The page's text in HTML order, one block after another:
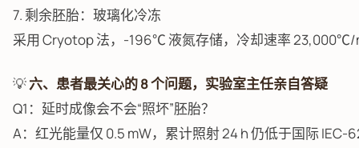
7. 剩余胚胎：玻璃化冷冻
采用 Cryotop 法，-196℃ 液氮存储，冷却速率 23,000℃/
💡六、患者最关心的 8 个问题，实验室主任亲自答疑
Q1：延时成像会不会“照坏”胚胎？
A：红光能量仅 0.5 mW，累计照射 24 h 仍低于国际 IEC-